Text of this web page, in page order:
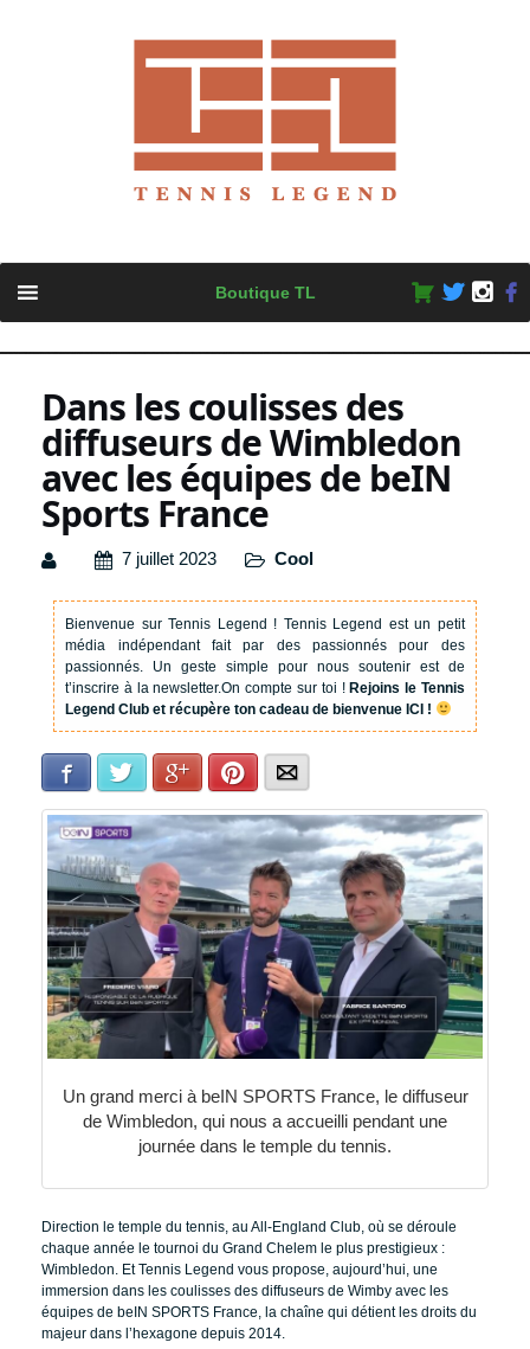
content
Boutique TL
Dans les coulisses des
diffuseurs de Wimbledon
avec les équipes de beIN
Sports France
7 juillet 2023 Cool
Bienvenue sur Tennis Legend ! Tennis Legend est un petit
média indépendant fait par des passionnés pour des
passionnés. Un geste simple pour nous soutenir est de
t’inscrire à la newsletter.On compte sur toi !Rejoins le Tennis
Legend Club et récupère ton cadeau de bienvenue ICI !
Facebook Twitter Google+Pinterest
Un grand merci à beIN SPORTS France, le diffuseur
de Wimbledon, qui nous a accueilli pendant une
journée dans le temple du tennis.
Direction le temple du tennis, au All-England Club, où se déroule
chaque année le tournoi du Grand Chelem le plus prestigieux :
Wimbledon. Et Tennis Legend vous propose, aujourd’hui, une
immersion dans les coulisses des diffuseurs de Wimby avec les
équipes de beIN SPORTS France, la chaîne qui détient les droits du
majeur dans l’hexagone depuis 2014.